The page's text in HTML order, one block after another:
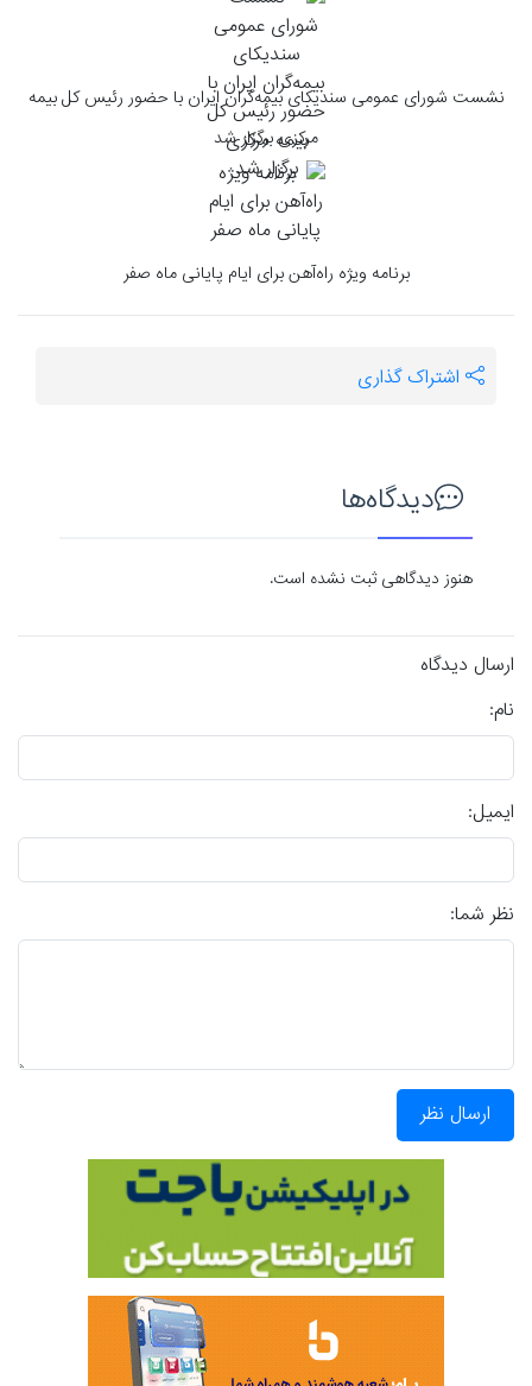
نشست شورای عمومی سندیکای بیمه‌گران ایران با حضور رئیس کل بیمه
مرکزی برگزار شد
برنامه ویژه راه‌آهن برای ایام پایانی ماه صفر
اشتراک گذاری
دیدگاه‌ها
هنوز دیدگاهی ثبت نشده است.
ارسال دیدگاه
نام:
ایمیل:
نظر شما:
ارسال نظر